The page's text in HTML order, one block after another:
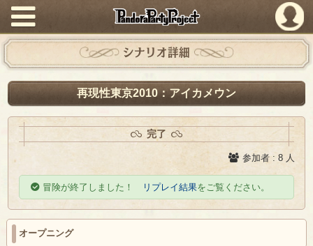
PandoraPartyProject
シナリオ詳細
再現性東京2010：アイカメウン
完了
参加者 : 8 人
冒険が終了しました！ リプレイ結果をご覧ください。
オープニング